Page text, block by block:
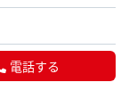
電話する